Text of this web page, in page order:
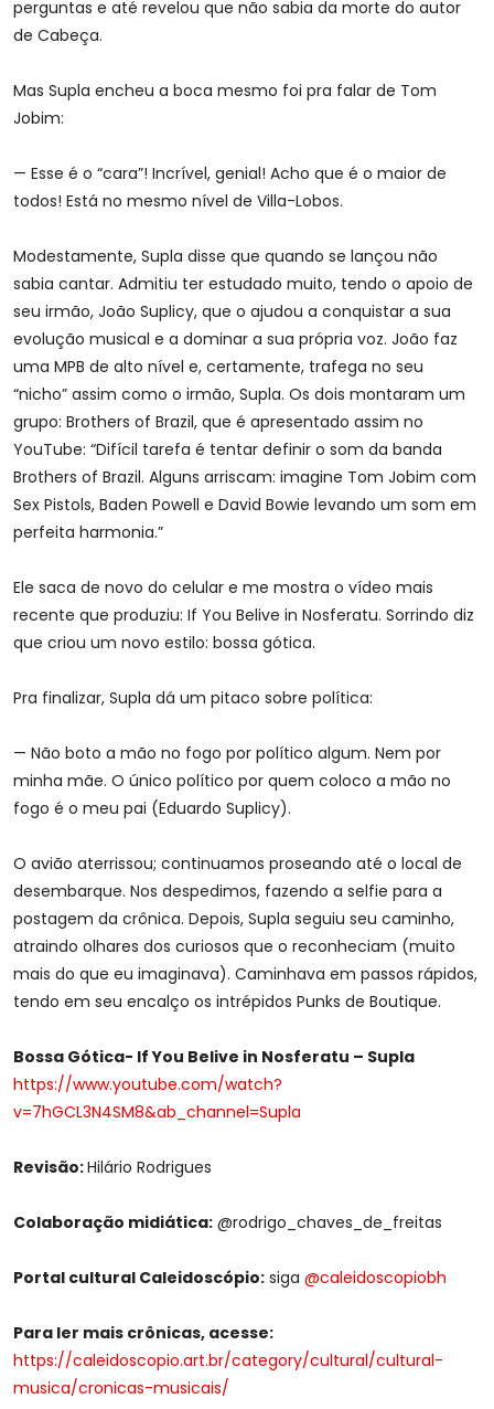
perguntas e até revelou que não sabia da morte do autor
de Cabeça.
Mas Supla encheu a boca mesmo foi pra falar de Tom
Jobim:
— Esse é o “cara”! Incrível, genial! Acho que é o maior de
todos! Está no mesmo nível de Villa-Lobos.
Modestamente, Supla disse que quando se lançou não
sabia cantar. Admitiu ter estudado muito, tendo o apoio de
seu irmão, João Suplicy, que o ajudou a conquistar a sua
evolução musical e a dominar a sua própria voz. João faz
uma MPB de alto nível e, certamente, trafega no seu
“nicho” assim como o irmão, Supla. Os dois montaram um
grupo: Brothers of Brazil, que é apresentado assim no
YouTube: “Difícil tarefa é tentar definir o som da banda
Brothers of Brazil. Alguns arriscam: imagine Tom Jobim com
Sex Pistols, Baden Powell e David Bowie levando um som em
perfeita harmonia.”
Ele saca de novo do celular e me mostra o vídeo mais
recente que produziu: If You Belive in Nosferatu. Sorrindo diz
que criou um novo estilo: bossa gótica.
Pra finalizar, Supla dá um pitaco sobre política:
— Não boto a mão no fogo por político algum. Nem por
minha mãe. O único político por quem coloco a mão no
fogo é o meu pai (Eduardo Suplicy).
O avião aterrissou; continuamos proseando até o local de
desembarque. Nos despedimos, fazendo a selfie para a
postagem da crônica. Depois, Supla seguiu seu caminho,
atraindo olhares dos curiosos que o reconheciam (muito
mais do que eu imaginava). Caminhava em passos rápidos,
tendo em seu encalço os intrépidos Punks de Boutique.
Bossa Gótica- If You Belive in Nosferatu – Supla
https://www.youtube.com/watch?
v=7hGCL3N4SM8&ab_channel=Supla
Revisão:Hilário Rodrigues
Colaboração midiática: @rodrigo_chaves_de_freitas
Portal cultural Caleidoscópio: siga @caleidoscopiobh
Para ler mais crônicas, acesse:
https://caleidoscopio.art.br/category/cultural/cultural-
musica/cronicas-musicais/